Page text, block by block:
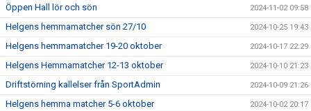
Öppen Hall lör och sön 2024-11-02 09:58
Helgens hemmamatcher sön 27/10 2024-10-25 19:43
Helgens hemmamatcher 19-20 oktober 2024-10-17 22:29
Helgens Hemmamatcher 12-13 oktober 2024-10-10 21:23
Driftstörning kallelser från SportAdmin 2024-10-09 21:26
Helgens hemma matcher 5-6 oktober 2024-10-02 20:17